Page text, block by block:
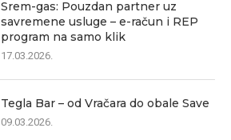
Srem-gas: Pouzdan partner uz
savremene usluge – e-račun i REP
program na samo klik
17.03.2026.
Tegla Bar – od Vračara do obale Save
09.03.2026.